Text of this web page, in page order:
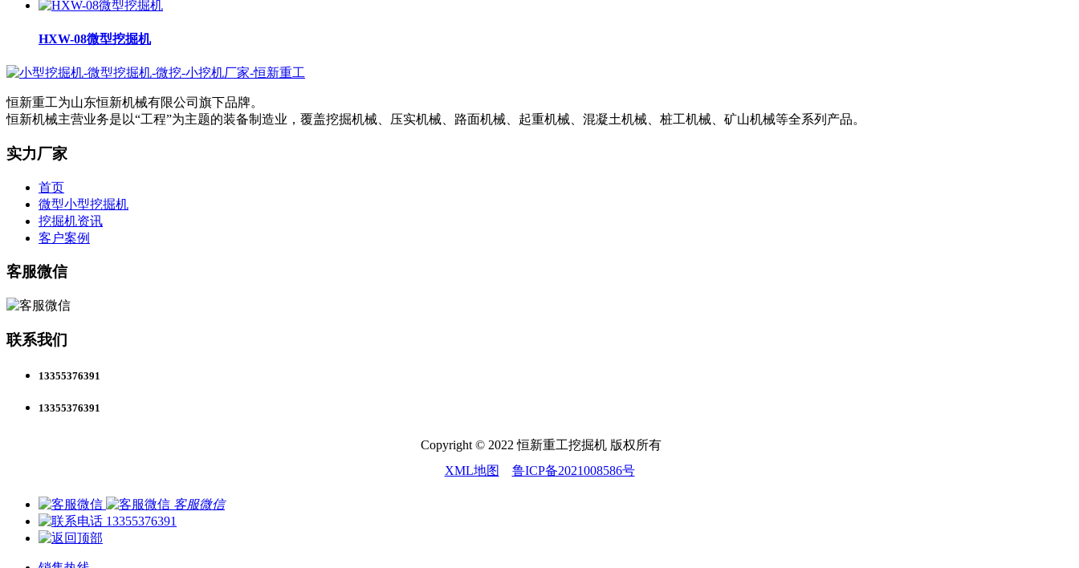
HXW-08微型挖掘机
恒新重工为山东恒新机械有限公司旗下品牌。
恒新机械主营业务是以“工程”为主题的装备制造业，覆盖挖掘机械、压实机械、路面机械、起重机械、混凝土机械、桩工机械、矿山机械等全系列产品。
实力厂家
首页
微型小型挖掘机
挖掘机资讯
客户案例
客服微信
联系我们
13355376391
13355376391
Copyright © 2022 恒新重工挖掘机 版权所有
XML地图
鲁ICP备2021008586号
客服微信
13355376391